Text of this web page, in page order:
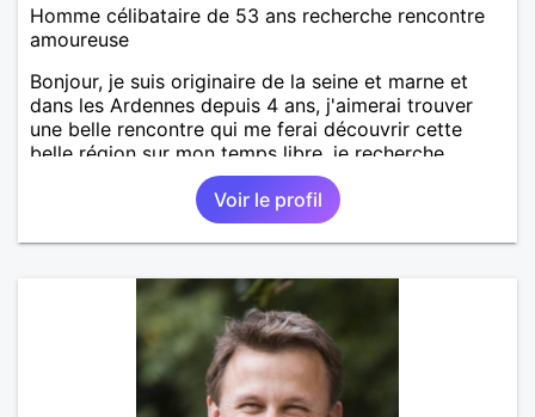
Homme célibataire de 53 ans recherche rencontre
amoureuse
Bonjour, je suis originaire de la seine et marne et
dans les Ardennes depuis 4 ans, j'aimerai trouver
une belle rencontre qui me ferai découvrir cette
belle région sur mon temps libre, je recherche
quelqu'un de simple et sincère, une bonne
complicité et de la bonne humeur me ravirait.. alors
si l'envie de me découvrir vous en dit, je vous dis à
bientôt.
Voir le profil